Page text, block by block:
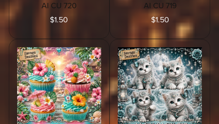
AI CU 720
$1.50
AI CU 719
$1.50